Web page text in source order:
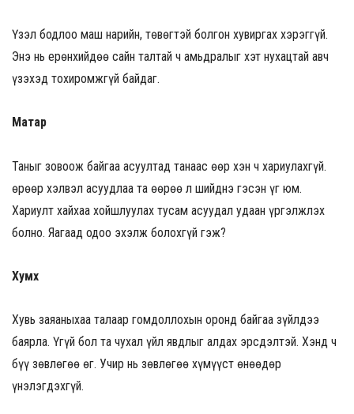
Үзэл бодлоо маш нарийн, төвөгтэй болгон хувиргах хэрэггүй.
Энэ нь ерөнхийдөө сайн талтай ч амьдралыг хэт нухацтай авч
үзэхэд тохиромжгүй байдаг.
Матар
Таныг зовоож байгаа асуултад танаас өөр хэн ч хариулахгүй.
Өөрөөр хэлвэл асуудлаа та өөрөө л шийднэ гэсэн үг юм.
Хариулт хайхаа хойшлуулах тусам асуудал удаан үргэлжлэх
болно. Яагаад одоо эхэлж болохгүй гэж?
Хумх
Хувь заяаныхаа талаар гомдоллохын оронд байгаа зүйлдээ
баярла. Үгүй бол та чухал үйл явдлыг алдах эрсдэлтэй. Хэнд ч
бүү зөвлөгөө өг. Учир нь зөвлөгөө хүмүүст өнөөдөр
үнэлэгдэхгүй.